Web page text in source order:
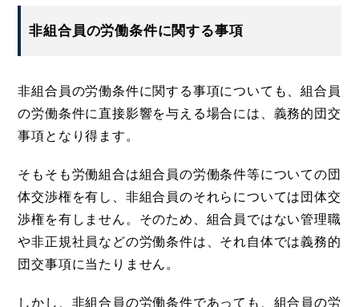
非組合員の労働条件に関する事項
非組合員の労働条件に関する事項についても、組合員
の労働条件に直接影響を与える場合には、義務的団交
事項となり得ます。
そもそも労働組合は組合員の労働条件等についての団
体交渉権を有し、非組合員のそれらについては団体交
渉権を有しません。そのため、組合員ではない管理職
や非正規社員などの労働条件は、それ自体では義務的
団交事項に当たりません。
しかし、非組合員の労働条件であっても、組合員の労